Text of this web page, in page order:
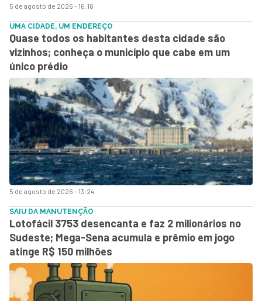
5 de agosto de 2026 - 16:16
5 de agosto de 2026 - 13:24
UMA CIDADE, UM ENDEREÇO
Quase todos os habitantes desta cidade são
vizinhos; conheça o município que cabe em um
único prédio
SAIU DA MANUTENÇÃO
Lotofácil 3753 desencanta e faz 2 milionários no
Sudeste; Mega-Sena acumula e prêmio em jogo
atinge R$ 150 milhões